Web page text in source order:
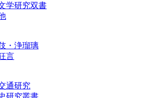
学研究双書
・浄瑠璃
言
通研究
研究叢書